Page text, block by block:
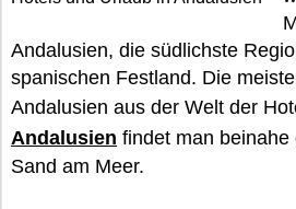
Andalusien, die südlichste
spanischen Festland. Die
Andalusien aus der Welt der
Andalusien findet man
Sand am Meer.